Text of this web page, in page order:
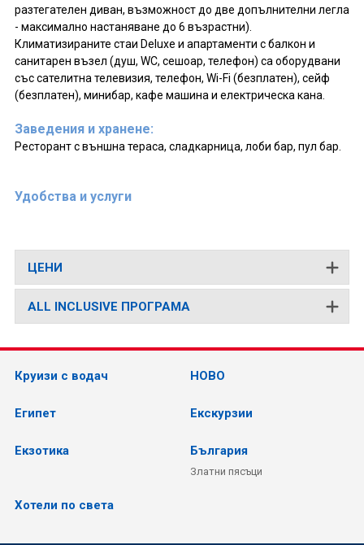
разтегателен диван, възможност до две допълнителни легла
- максимално настаняване до 6 възрастни).
Климатизираните стаи Deluxe и апартаменти с балкон и
санитарен възел (душ, WC, сешоар, телефон) са оборудвани
със сателитна телевизия, телефон, Wi-Fi (безплатен), сейф
(безплатен), минибар, кафе машина и електрическа кана.
Заведения и хранене:
Ресторант с външна тераса, сладкарница, лоби бар, пул бар.
Удобства и услуги
ЦЕНИ
ALL INCLUSIVE ПРОГРАМА
Круизи с водач НОВО
Египет Екскурзии
Екзотика България
Златни пясъци
Хотели по света